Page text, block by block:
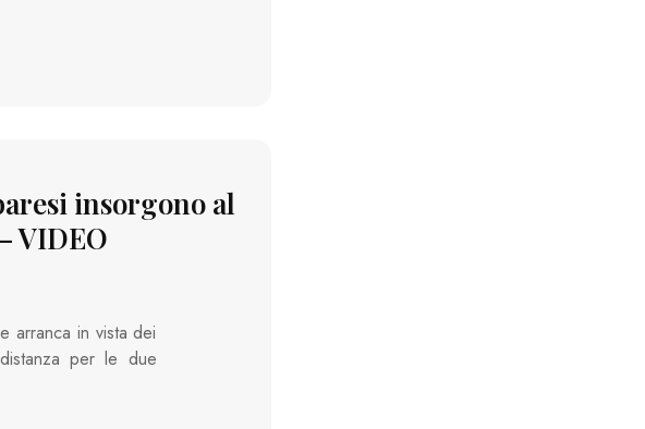
insorgono al
VIDEO
arranca in vista dei
per le due